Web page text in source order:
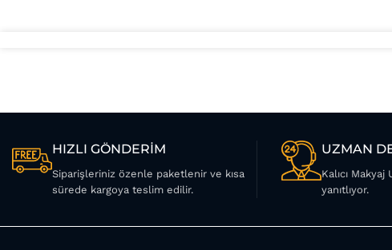
HIZLI GÖNDERİM
Siparişleriniz özenle paketlenir ve kısa
sürede kargoya teslim edilir.
UZMAN
Kalıcı Makyaj
yanıtlıyor.